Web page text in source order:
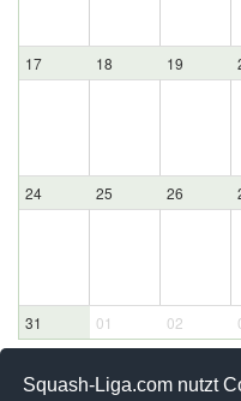
Squash-Liga.com nutzt
17 18 19
24 25 26
31 01 02
Werbung - Offizielle Pool